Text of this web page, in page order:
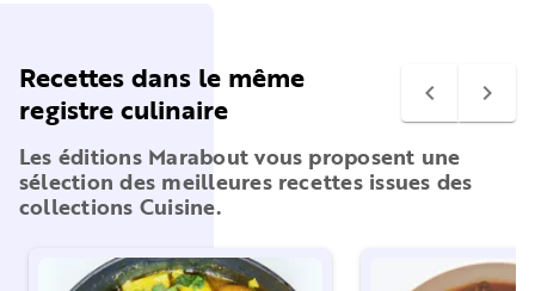
Recettes dans le même
registre culinaire
navigate_before navigate_next
Les éditions Marabout vous proposent une
sélection des meilleures recettes issues des
collections Cuisine.